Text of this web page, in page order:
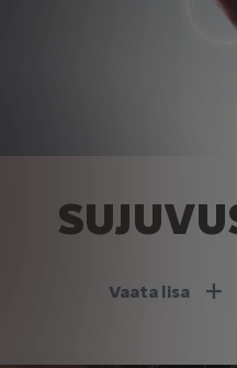
Vaata lisa